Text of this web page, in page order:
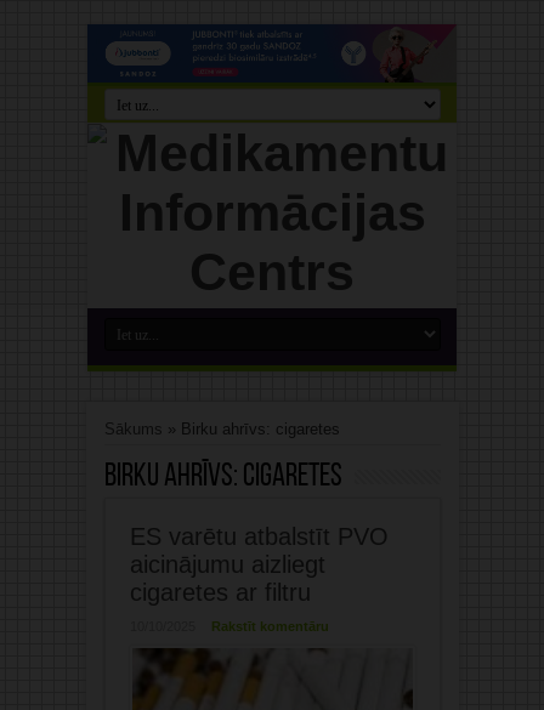
Sākums » Birku ahrīvs: cigaretes
Birku ahrīvs: cigaretes
ES varētu atbalstīt PVO
aicinājumu aizliegt
cigaretes ar filtru
Rakstīt komentāru